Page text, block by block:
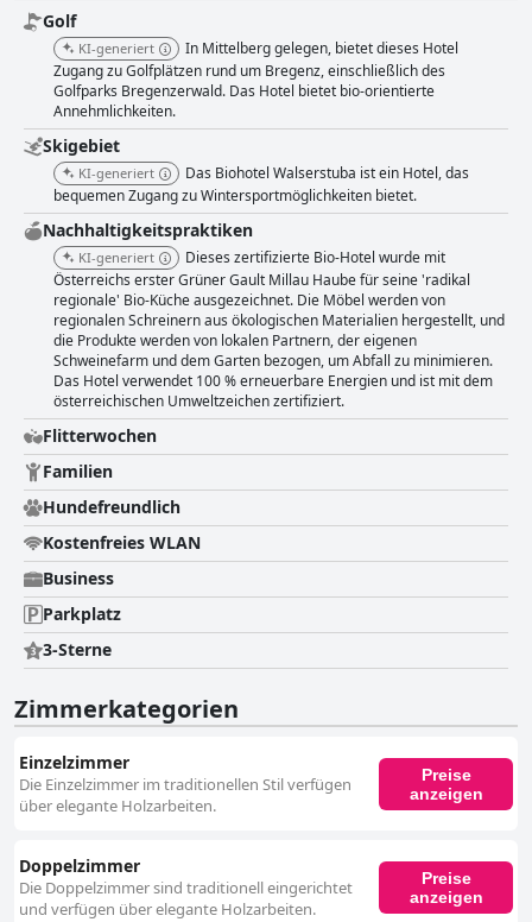
Golf
KI-generiert
In Mittelberg gelegen, bietet dieses Hotel
Zugang zu Golfplätzen rund um Bregenz, einschließlich des
Golfparks Bregenzerwald. Das Hotel bietet bio-orientierte
Annehmlichkeiten.
Skigebiet
KI-generiert
Das Biohotel Walserstuba ist ein Hotel, das
bequemen Zugang zu Wintersportmöglichkeiten bietet.
Nachhaltigkeitspraktiken
KI-generiert
Dieses zertifizierte Bio-Hotel wurde mit
Österreichs erster Grüner Gault Millau Haube für seine 'radikal
regionale' Bio-Küche ausgezeichnet. Die Möbel werden von
regionalen Schreinern aus ökologischen Materialien hergestellt, und
die Produkte werden von lokalen Partnern, der eigenen
Schweinefarm und dem Garten bezogen, um Abfall zu minimieren.
Das Hotel verwendet 100 % erneuerbare Energien und ist mit dem
österreichischen Umweltzeichen zertifiziert.
Flitterwochen
Familien
Hundefreundlich
Kostenfreies WLAN
Business
Parkplatz
3-Sterne
Zimmerkategorien
Einzelzimmer
Die Einzelzimmer im traditionellen Stil verfügen
über elegante Holzarbeiten.
Preise
anzeigen
Doppelzimmer
Die Doppelzimmer sind traditionell eingerichtet
und verfügen über elegante Holzarbeiten.
Preise
anzeigen